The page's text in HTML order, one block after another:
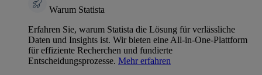
Warum Statista
Erfahren Sie, warum Statista die Lösung für verlässliche
Daten und Insights ist. Wir bieten eine All-in-One-Plattform
für effiziente Recherchen und fundierte
Entscheidungsprozesse. Mehr erfahren